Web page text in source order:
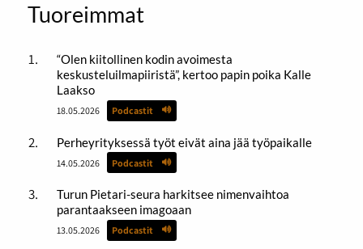
Tuoreimmat
“Olen kiitollinen kodin avoimesta
keskusteluilmapiiristä”, kertoo papin poika Kalle
Laakso
18.05.2026 Podcastit
Perheyrityksessä työt eivät aina jää työpaikalle
14.05.2026 Podcastit
Turun Pietari-seura harkitsee nimenvaihtoa
parantaakseen imagoaan
13.05.2026 Podcastit